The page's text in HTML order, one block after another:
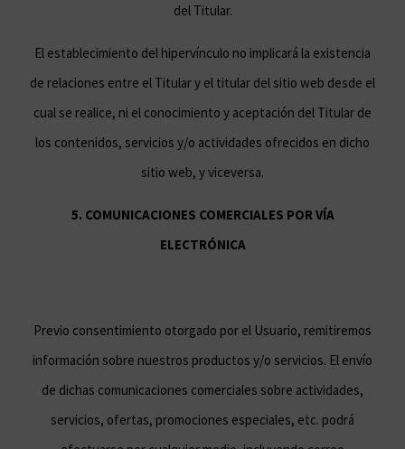
del Titular.
El establecimiento del hipervínculo no implicará la existencia
de relaciones entre el Titular y el titular del sitio web desde el
cual se realice, ni el conocimiento y aceptación del Titular de
los contenidos, servicios y/o actividades ofrecidos en dicho
sitio web, y viceversa.
5. COMUNICACIONES COMERCIALES POR VÍA
ELECTRÓNICA
Previo consentimiento otorgado por el Usuario, remitiremos
información sobre nuestros productos y/o servicios. El envío
de dichas comunicaciones comerciales sobre actividades,
servicios, ofertas, promociones especiales, etc. podrá